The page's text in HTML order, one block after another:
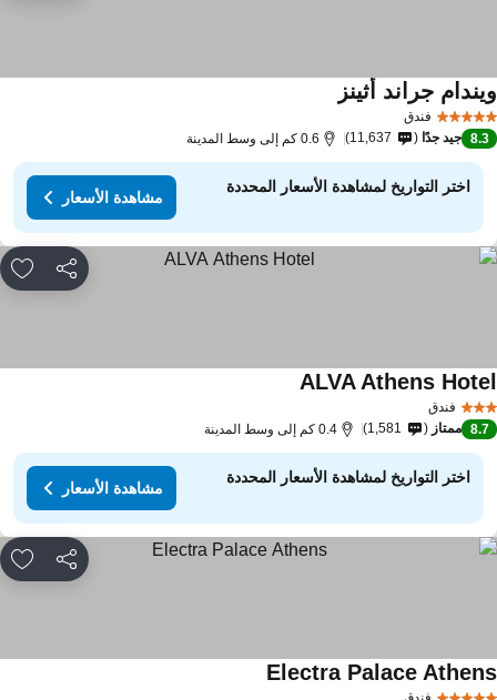
فندق
جراند أثينزمشاهدة الأسعار
8.3 جيد جدًا 11,637 0.6 كم إلى وسط المدينة
اختر التواريخ لمشاهدة الأسعار المحددة
مشاهدة الأسعار
مشاركة
فندق
ALVA Athens مشاهدة الأسعار
8.7 ممتاز 1,581 0.4 كم إلى وسط المدينة
اختر التواريخ لمشاهدة الأسعار المحددة
مشاهدة الأسعار
مشاركة
Electra Palaceمشاهدة الأسعار